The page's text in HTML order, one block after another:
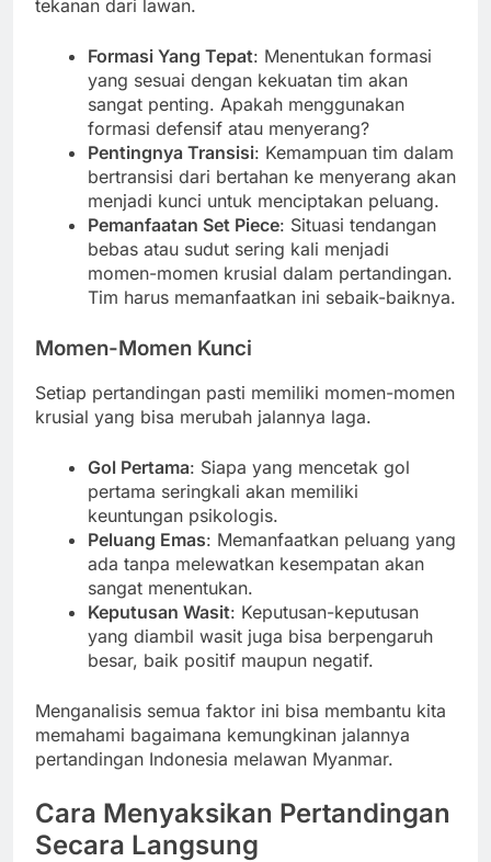
tekanan dari lawan.
Formasi Yang Tepat: Menentukan formasi
yang sesuai dengan kekuatan tim akan
sangat penting. Apakah menggunakan
formasi defensif atau menyerang?
Pentingnya Transisi: Kemampuan tim dalam
bertransisi dari bertahan ke menyerang akan
menjadi kunci untuk menciptakan peluang.
Pemanfaatan Set Piece: Situasi tendangan
bebas atau sudut sering kali menjadi
momen-momen krusial dalam pertandingan.
Tim harus memanfaatkan ini sebaik-baiknya.
Momen-Momen Kunci
Setiap pertandingan pasti memiliki momen-momen
krusial yang bisa merubah jalannya laga.
Gol Pertama: Siapa yang mencetak gol
pertama seringkali akan memiliki
keuntungan psikologis.
Peluang Emas: Memanfaatkan peluang yang
ada tanpa melewatkan kesempatan akan
sangat menentukan.
Keputusan Wasit: Keputusan-keputusan
yang diambil wasit juga bisa berpengaruh
besar, baik positif maupun negatif.
Menganalisis semua faktor ini bisa membantu kita
memahami bagaimana kemungkinan jalannya
pertandingan Indonesia melawan Myanmar.
Cara Menyaksikan Pertandingan
Secara Langsung